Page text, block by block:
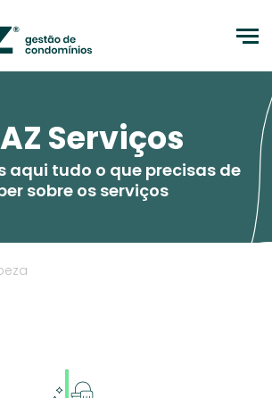
Serviços
aqui tudo o que precisas de
sobre os serviços